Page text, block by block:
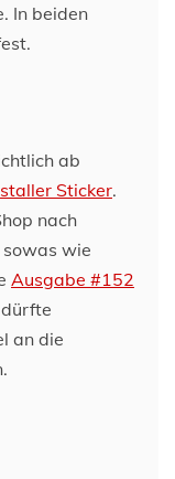
In beiden
ab
Sticker.
nach
wie
Ausgabe #152
an die